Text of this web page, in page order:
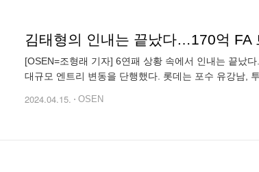
김태형의 인내는 끝났다…170억 FA
[OSEN=조형래 기자] 6연패 상황 속에서 인내는 끝났
대규모 엔트리 변동을 단행했다. 롯데는 포수 유강남,
2024.04.15. OSEN